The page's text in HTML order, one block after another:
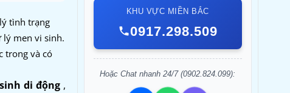
tình trạng
lý men vi sinh.
trong và có
di động,
KHU VỰC MIỀN BẮC
0917.298.509
Hoặc Chat nhanh 24/7 (0902.824.099):